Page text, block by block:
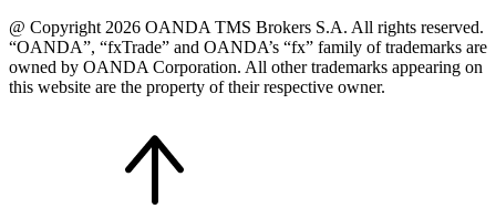
@ Copyright 2026 OANDA TMS Brokers S.A. All rights reserved.
“OANDA”, “fxTrade” and OANDA’s “fx” family of trademarks are
owned by OANDA Corporation. All other trademarks appearing on
this website are the property of their respective owner.